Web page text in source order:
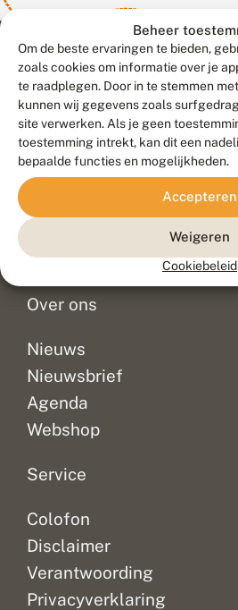
Beheer
Om de beste ervaringen te bieden,
zoals cookies om informatie over je
te raadplegen. Door in te stemmen
kunnen wij gegevens zoals
site verwerken. Als je geen
toestemming intrekt, kan dit een
bepaalde functies en mogelijkheden.
Accepteren
Weigeren
Cookiebeleid
Contact
Veelgestelde vragen
Doneer
Over ons
Nieuws
Nieuwsbrief
Agenda
Webshop
Service
Colofon
Disclaimer
Verantwoording
Privacyverklaring
Meld waarnemingen
© 2026
Duurzaam ontwikkeld door
Blue Field
Privacy
Disclaimer
Sitemap